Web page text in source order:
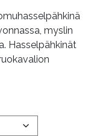
myslin
Hasselpähkinät